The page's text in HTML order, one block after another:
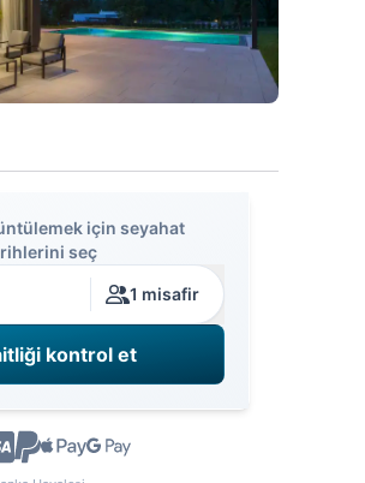
için seyahat
seç
1 misafir
kontrol et